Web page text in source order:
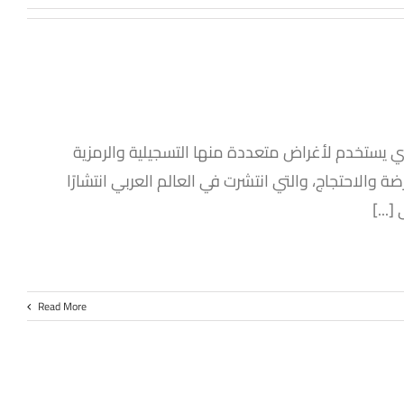
لأغراض متعددة منها التسجيلية والرمزية
والتي انتشرت في العالم العربي انتشارًا
[...]
Read More